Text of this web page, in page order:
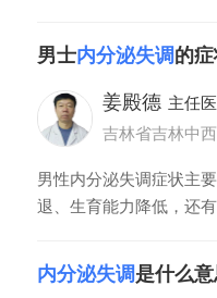
较高，卵巢内积聚很多
导致很久不来月经。可
可以发现原因，给予相
调整周期药物即可。第
男士内分泌失调的
姜殿德 主任
吉林省吉林中
男性内分泌失调症状主
退、生育能力降低，还
时，需要及时到医院就
等，进行必要检查明确病
内分泌失调是什么